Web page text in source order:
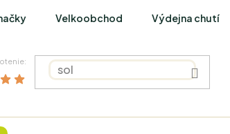
Velkoobchod Výdejna chutí